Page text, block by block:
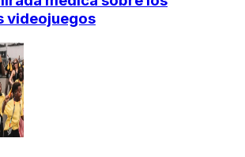
videojuegos